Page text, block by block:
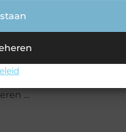
het verschil
...